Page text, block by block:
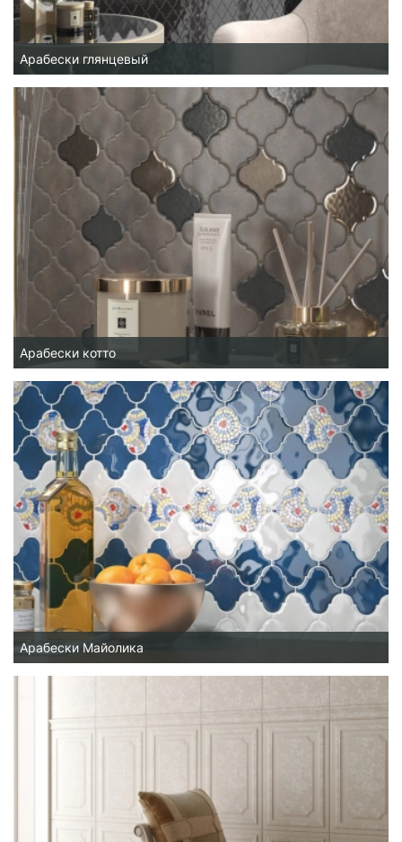
Арабески глянцевый
Арабески котто
Арабески Майолика